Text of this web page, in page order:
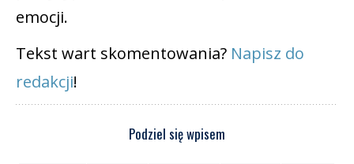
emocji.
Tekst wart skomentowania? Napisz do
redakcji!
Podziel się wpisem